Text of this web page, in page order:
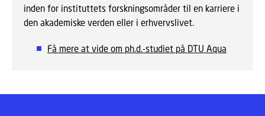
inden for instituttets forskningsområder til en karriere i
den akademiske verden eller i erhvervslivet.
Få mere at vide om ph.d.-studiet på DTU Aqua